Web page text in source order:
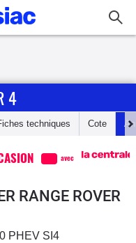
4
techniques Cote
avec
RANGE ROVER
PHEV SI4